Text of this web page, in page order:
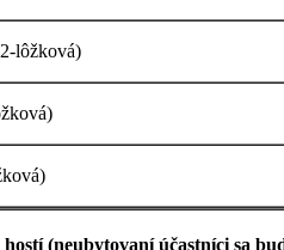
lôžková)
(neubytovaní účastníci sa